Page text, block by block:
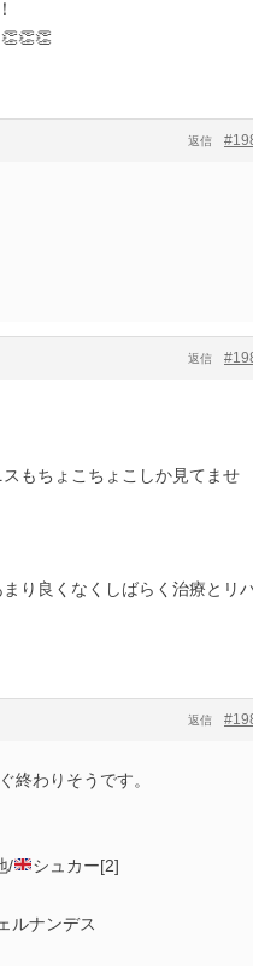
返信
返信
もちょこちょこしか見てませ
り良くなくしばらく治療とリ
返信
終わりそうです。
/
シュカー[2]
ルナンデス